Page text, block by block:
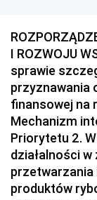
I ROZWOJU
sprawie
przyznawania
finansowej na
Mechanizm
Priorytetu 2.
działalności
przetwarzania
produktów